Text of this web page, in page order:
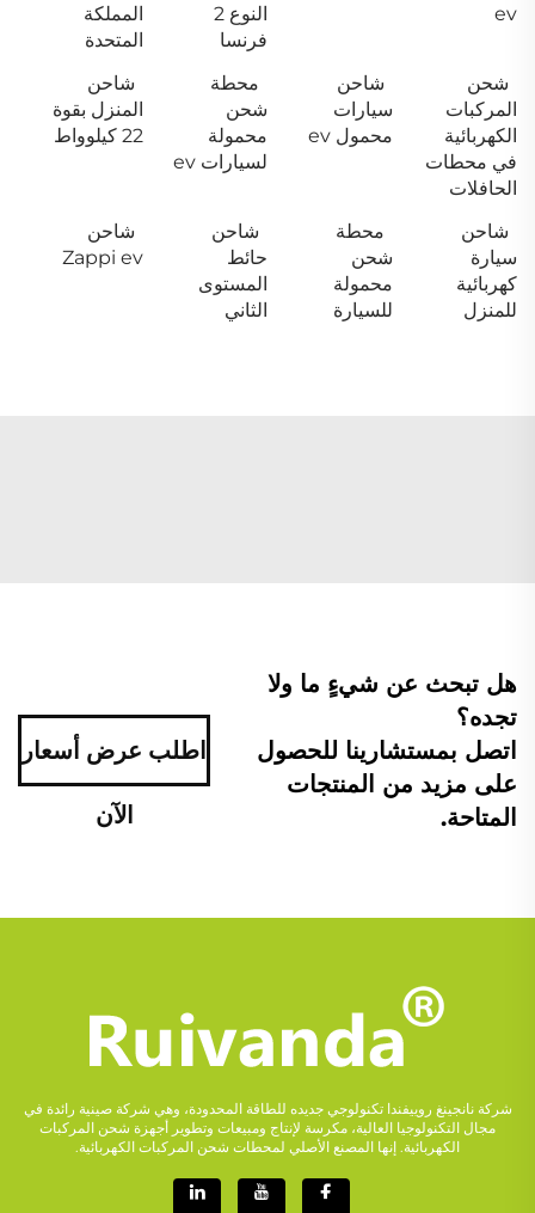
ev
النوع 2
فرنسا
المملكة
المتحدة
شحن
المركبات
الكهربائية
في محطات
الحافلات
شاحن
سيارات
محمول ev
محطة
شحن
محمولة
لسيارات ev
شاحن
المنزل بقوة
22 كيلوواط
شاحن
سيارة
كهربائية
للمنزل
محطة
شحن
محمولة
للسيارة
شاحن
حائط
المستوى
الثاني
شاحن
Zappi ev
هل تبحث عن شيءٍ ما ولا
تجده؟
اتصل بمستشارينا للحصول
على مزيد من المنتجات
المتاحة.
اطلب عرض أسعار
الآن
شركة نانجينغ روييفندا تكنولوجي جديده للطاقة المحدودة، وهي شركة صينية رائدة في
مجال التكنولوجيا العالية، مكرسة لإنتاج ومبيعات وتطوير أجهزة شحن المركبات
الكهربائية. إنها المصنع الأصلي لمحطات شحن المركبات الكهربائية.